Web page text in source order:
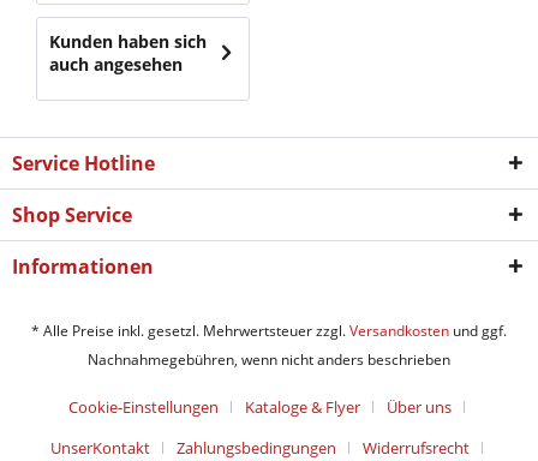
Kunden haben sich
auch angesehen
Service Hotline
Shop Service
Informationen
* Alle Preise inkl. gesetzl. Mehrwertsteuer zzgl.Versandkosten und ggf.
Nachnahmegebühren, wenn nicht anders beschrieben
Cookie-Einstellungen Kataloge & Flyer
Über uns
UnserKontakt
Zahlungsbedingungen Widerrufsrecht